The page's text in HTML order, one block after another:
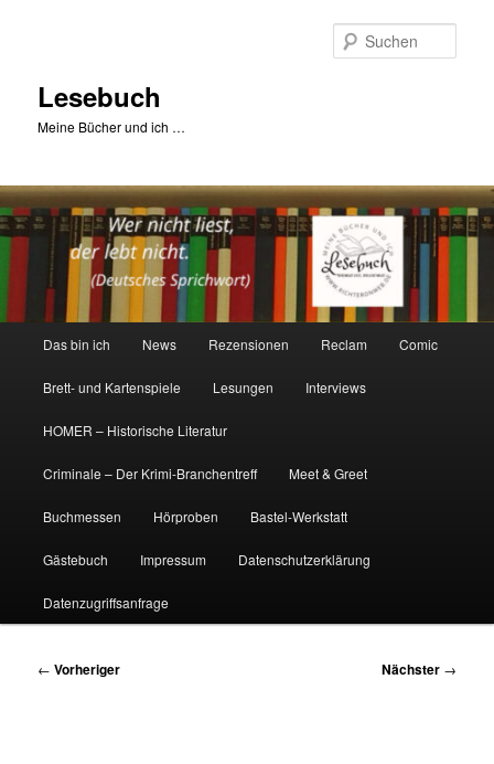
Lesebuch
Meine Bücher und ich …
Das bin ich News Rezensionen Reclam Comic
Brett- und Kartenspiele Lesungen Interviews
HOMER – Historische Literatur
Criminale – Der Krimi-Branchentreff Meet & Greet
Buchmessen Hörproben Bastel-Werkstatt
Gästebuch Impressum Datenschutzerklärung
Datenzugriffsanfrage
Beitragsnavigation
← Vorheriger Nächster →